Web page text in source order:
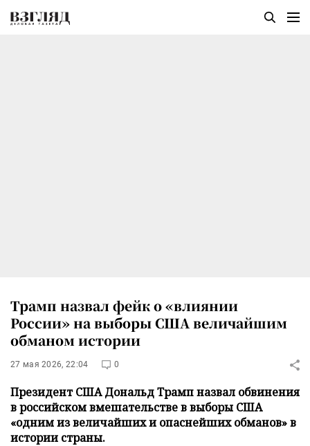
Трамп назвал фейк о «влиянии
России» на выборы США величайшим
обманом истории
27 мая 2026, 22:04 0
Президент США Дональд Трамп назвал обвинения
в российском вмешательстве в выборы США
«одним из величайших и опаснейших обманов» в
истории страны.